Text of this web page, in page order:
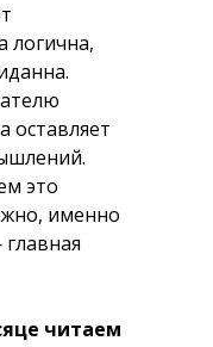
логична,
оставляет
это
именно
читаем